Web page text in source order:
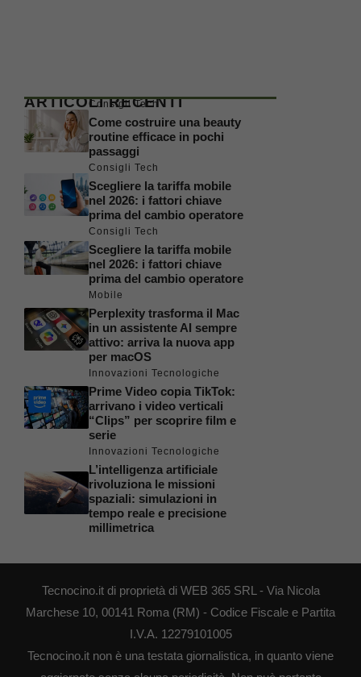
ARTICOLI RECENTI
Consigli Tech
Come costruire una beauty
routine efficace in pochi
passaggi
Consigli Tech
Scegliere la tariffa mobile
nel 2026: i fattori chiave
prima del cambio operatore
Consigli Tech
Scegliere la tariffa mobile
nel 2026: i fattori chiave
prima del cambio operatore
Mobile
Perplexity trasforma il Mac
in un assistente AI sempre
attivo: arriva la nuova app
per macOS
Innovazioni Tecnologiche
Prime Video copia TikTok:
arrivano i video verticali
“Clips” per scoprire film e
serie
Innovazioni Tecnologiche
L’intelligenza artificiale
rivoluziona le missioni
spaziali: simulazioni in
tempo reale e precisione
millimetrica
Tecnocino.it di proprietà di WEB 365 SRL - Via Nicola
Marchese 10, 00141 Roma (RM) - Codice Fiscale e Partita
I.V.A. 12279101005
Tecnocino.it non è una testata giornalistica, in quanto viene